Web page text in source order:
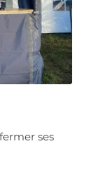
ses